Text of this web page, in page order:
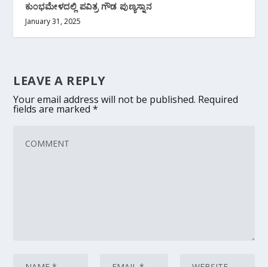
ಕುಂಭಮೇಳದಲ್ಲಿ ‌ಪವಿತ್ರ ಗೌಡ ಪುಣ್ಯಸ್ನಾನ
January 31, 2025
LEAVE A REPLY
Your email address will not be published. Required
fields are marked*